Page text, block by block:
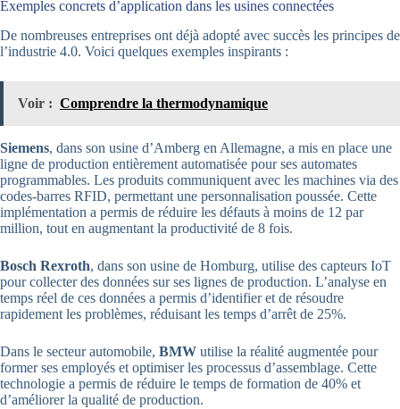
Exemples concrets d’application dans les usines connectées
De nombreuses entreprises ont déjà adopté avec succès les principes de
l’industrie 4.0. Voici quelques exemples inspirants :
Voir : Comprendre la thermodynamique
Siemens, dans son usine d’Amberg en Allemagne, a mis en place une
ligne de production entièrement automatisée pour ses automates
programmables. Les produits communiquent avec les machines via des
codes-barres RFID, permettant une personnalisation poussée. Cette
implémentation a permis de réduire les défauts à moins de 12 par
million, tout en augmentant la productivité de 8 fois.
Bosch Rexroth, dans son usine de Homburg, utilise des capteurs IoT
pour collecter des données sur ses lignes de production. L’analyse en
temps réel de ces données a permis d’identifier et de résoudre
rapidement les problèmes, réduisant les temps d’arrêt de 25%.
Dans le secteur automobile, BMW utilise la réalité augmentée pour
former ses employés et optimiser les processus d’assemblage. Cette
technologie a permis de réduire le temps de formation de 40% et
d’améliorer la qualité de production.